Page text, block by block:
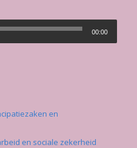
00:00
en
en sociale zekerheid